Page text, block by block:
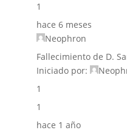
1
hace 6 meses
Neophron
Fallecimiento de D.
Iniciado por:
1
1
hace 1 año